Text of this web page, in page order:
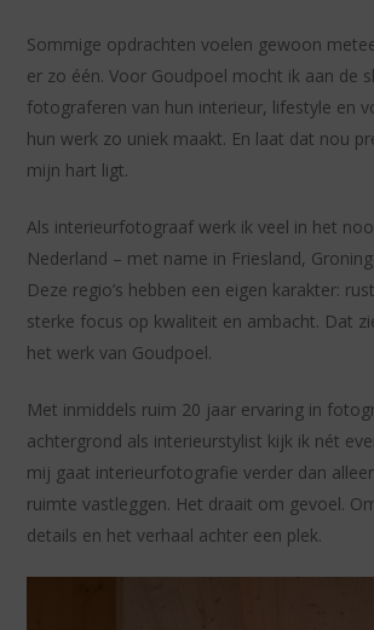
Sommige opdrachten voelen gewoon
er zo één. Voor Goudpoel mocht ik aan de
fotograferen van hun interieur, lifestyle en
hun werk zo uniek maakt. En laat dat nou
mijn hart ligt.
Als interieurfotograaf werk ik veel in het
Nederland – met name in Friesland,
Deze regio’s hebben een eigen karakter:
sterke focus op kwaliteit en ambacht. Dat
het werk van Goudpoel.
Met inmiddels ruim 20 jaar ervaring in
achtergrond als interieurstylist kijk ik nét
mij gaat interieurfotografie verder dan
ruimte vastleggen. Het draait om gevoel.
details en het verhaal achter een plek.